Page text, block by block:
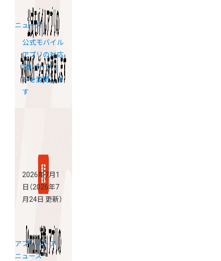
ニュース
公式モバイル
アプリの対応
OSバージョ
ンを変更しま
す
2026年7月1
日 （2026年7
月24日 更新）
アプリストア
ニュース